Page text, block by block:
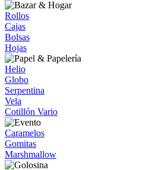
Rollos
Cajas
Bolsas
Hojas
Helio
Globo
Serpentina
Vela
Cotillón Vario
Caramelos
Gomitas
Marshmallow